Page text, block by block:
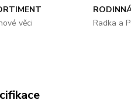
věci
Radka a